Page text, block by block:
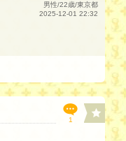
男性/22歳/東京都
2025-12-01 22:32
1